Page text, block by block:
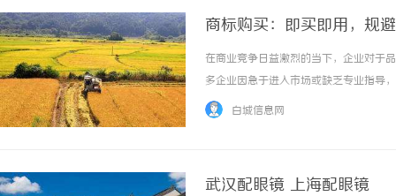
商标购买：即买即用，规
在商业竞争日益激烈的当下，企业对于
多企业因急于进入市场或缺乏专业指导
期长错失商机。商标购买作为一种高效
白城信息网
武汉配眼镜 上海配眼镜